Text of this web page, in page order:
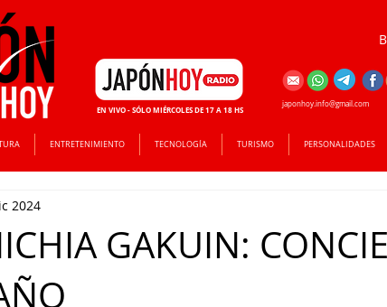
ENTRETENIMIENTO TECNOLOGÍA TURISMO PERSONALIDADES
EN VIVO - SÓLO MIÉRCOLES DE 17 A 18 HS
japonhoy.info@gmail.com
GAKUIN:
2024